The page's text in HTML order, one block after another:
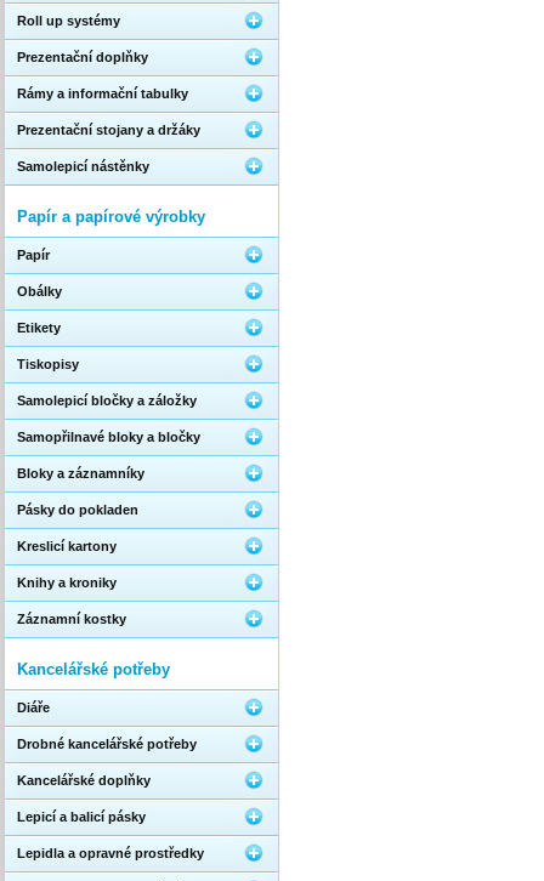
Roll up systémy
Prezentační doplňky
Rámy a informační tabulky
Prezentační stojany a držáky
Samolepicí nástěnky
Papír a papírové výrobky
Papír
Obálky
Etikety
Tiskopisy
Samolepicí bločky a záložky
Samopřilnavé bloky a bločky
Bloky a záznamníky
Pásky do pokladen
Kreslicí kartony
Knihy a kroniky
Záznamní kostky
Kancelářské potřeby
Diáře
Drobné kancelářské potřeby
Kancelářské doplňky
Lepicí a balicí pásky
Lepidla a opravné prostředky